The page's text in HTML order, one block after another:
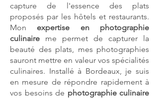
capture de l'essence des plats
proposés par les hôtels et restaurants.
Mon expertise en photographie
culinaire me permet de capturer la
beauté des plats, mes photographies
sauront mettre en valeur vos spécialités
culinaires. Installé à Bordeaux, je suis
en mesure de répondre rapidement à
vos besoins de photographie culinaire